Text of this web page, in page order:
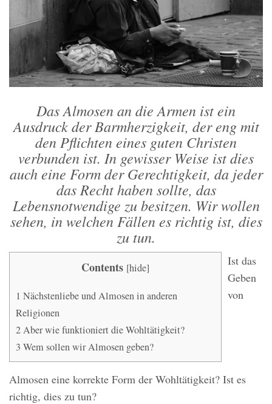
Das Almosen an die Armen ist ein
Ausdruck der Barmherzigkeit, der eng mit
den Pflichten eines guten Christen
verbunden ist. In gewisser Weise ist dies
auch eine Form der Gerechtigkeit, da jeder
das Recht haben sollte, das
Lebensnotwendige zu besitzen. Wir wollen
sehen, in welchen Fällen es richtig ist, dies
zu tun.
Contents [hide]
1 Nächstenliebe und Almosen in anderen
Religionen
2Aber wie funktioniert die Wohltätigkeit?
3 Wem sollen wir Almosen geben?
Ist das
Geben
von
Almosen eine korrekte Form der Wohltätigkeit? Ist es
richtig, dies zu tun?